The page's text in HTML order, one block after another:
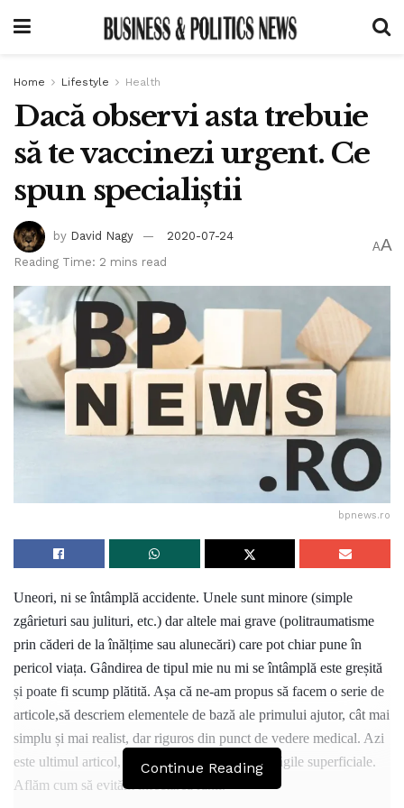
Home Lifestyle Health
Dacă observi asta trebuie
să te vaccinezi urgent. Ce
spun specialiștii
by David Nagy
2020-07-24
Reading Time: 2 mins read
AA
bpnews.ro
Uneori, ni se întâmplă accidente. Unele sunt minore (simple
zgârieturi sau julituri, etc.) dar altele mai grave (politraumatisme
prin căderi de la înălțime sau alunecări) care pot chiar pune în
pericol viața. Gândirea de tipul mie nu mi se întâmplă este greșită
și poate fi scump plătită. Așa că ne-am propus să facem o serie de
articole,să descriem elementele de bază ale primului ajutor, cât mai
simplu și mai realist, dar riguros din punct de vedere medical. Azi
este ultimul articol, ce conchide seria despre plăgile superficiale.
Aflăm cum să evităm infectarea rănii.
Continue Reading